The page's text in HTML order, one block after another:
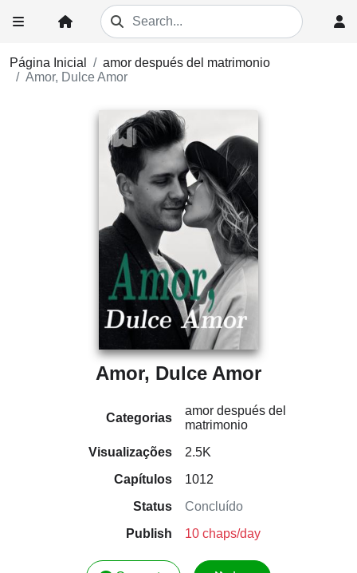
Página Inicial
amor después del matrimonio
Amor, Dulce Amor
Amor, Dulce Amor
Categorias
amor después del
matrimonio
Visualizações
2.5K
Capítulos
1012
Status
Concluído
Publish
10 chaps/day